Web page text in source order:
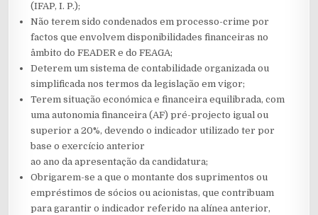
(IFAP, I. P.);
Não terem sido condenados em processo-crime por
factos que envolvem disponibilidades financeiras no
âmbito do FEADER e do FEAGA;
Deterem um sistema de contabilidade organizada ou
simplificada nos termos da legislação em vigor;
Terem situação económica e financeira equilibrada, com
uma autonomia financeira (AF) pré-projecto igual ou
superior a 20%, devendo o indicador utilizado ter por
base o exercício anterior
ao ano da apresentação da candidatura;
Obrigarem-se a que o montante dos suprimentos ou
empréstimos de sócios ou acionistas, que contribuam
para garantir o indicador referido na alínea anterior,